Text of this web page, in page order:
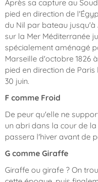
Après sa capture au
pied en direction de
du Nil par bateau jusqu'à
sur la Mer Méditerranée
spécialement aménagé
Marseille d'octobre 1826
pied en direction de Paris
30 juin.
F comme Froid
De peur qu'elle ne
un abri dans la cour de
passera l'hiver avant de
G comme Giraffe
Giraffe ou girafe ? On